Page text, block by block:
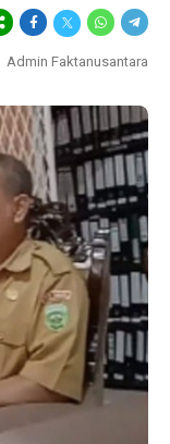
Admin Faktanusantara